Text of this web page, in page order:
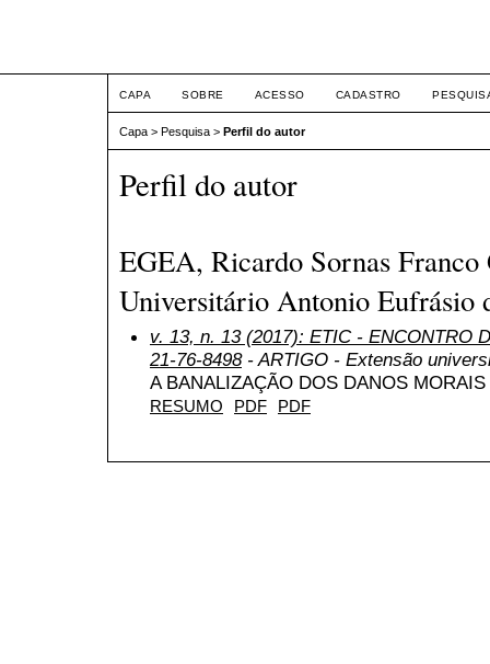
CAPA SOBRE ACESSO CADASTRO
Capa > Pesquisa > Perfil do autor
Perfil do autor
EGEA, Ricardo Sornas
Universitário Antonio Eufrásio
v. 13, n. 13 (2017): ETIC - ENCONTRO
21-76-8498- ARTIGO - Extensão
A BANALIZAÇÃO DOS DANOS MORAIS
RESUMO PDF PDF